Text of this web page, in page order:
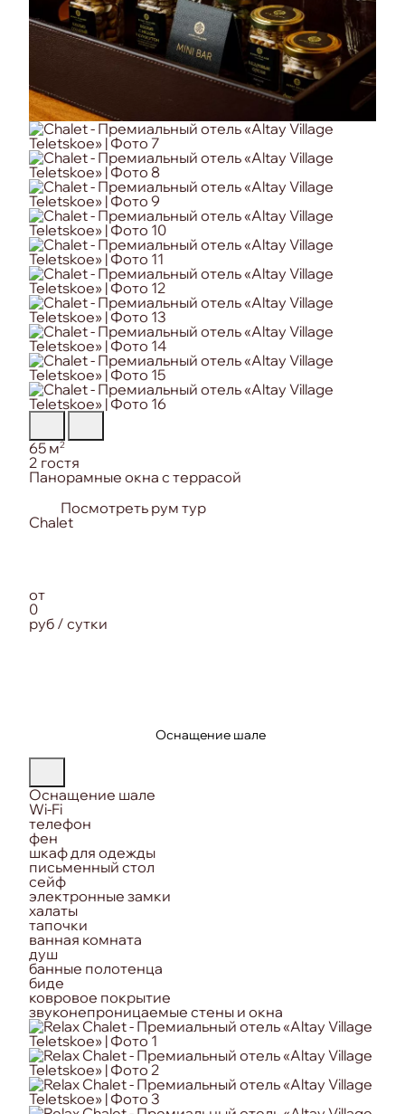
Площадь:
65 м2
Вместимость:
2 гостя
Особенность номера:
Панорамные окна с террасой
Посмотреть рум тур
от
0
руб / сутки
Оснащение шале
Оснащение шале
Wi-Fi
телефон
фен
шкаф для одежды
письменный стол
сейф
электронные замки
халаты
тапочки
ванная комната
душ
банные полотенца
биде
ковровое покрытие
звуконепроницаемые стены и окна